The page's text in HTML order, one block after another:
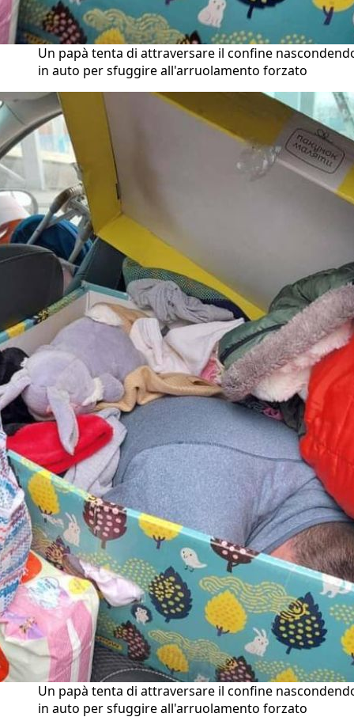
Un papà tenta di attraversare il confine
in auto per sfuggire all'arruolamento forzato
Un papà tenta di attraversare il confine
in auto per sfuggire all'arruolamento forzato